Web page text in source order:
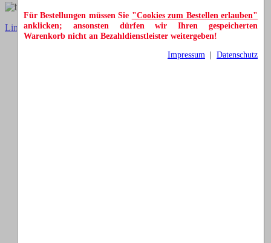
Für Bestellungen müssen Sie "Cookies zum Bestellen erlauben"
anklicken; ansonsten dürfen wir Ihren gespeicherten
Warenkorb nicht an Bezahldienstleister weitergeben!
Impressum | Datenschutz
Link zur klassischen Website